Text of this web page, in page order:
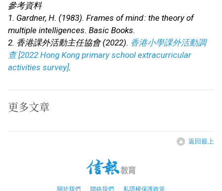
參考資料
1. Gardner, H. (1983). Frames of mind : the theory of
multiple intelligences. Basic Books.
2. 香港課外活動主任協會 (2022). 香港小學課外活動調
查 [2022 Hong Kong primary school extracurricular
activities survey].
更多文章
返回最上
關於我們 聯絡我們 私隱權保護政策